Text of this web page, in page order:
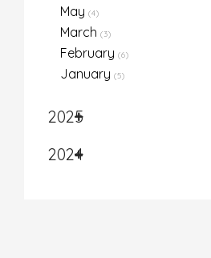
May (4)
March (3)
February (6)
January (5)
2025
2024